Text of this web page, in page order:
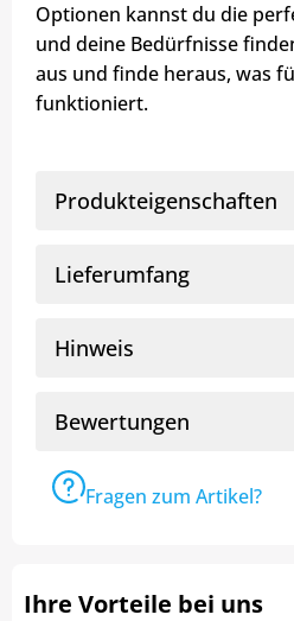
Optionen kannst du die
und deine Bedürfnisse
aus und finde heraus, was
funktioniert.
Produkteigenschaften
Lieferumfang
Hinweis
Bewertungen
Fragen zum Artikel?
Ihre Vorteile bei uns